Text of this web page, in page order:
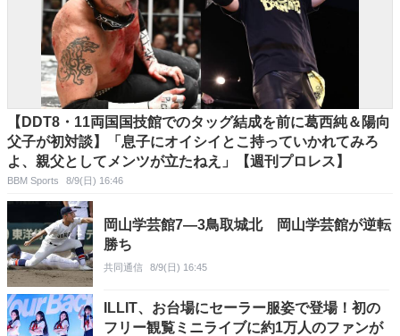
【DDT8・11両国国技館でのタッグ結成を前に葛西純＆陽向
父子が初対談】「息子にオイシイとこ持っていかれてみろ
よ、親父としてメンツが立たねえ」【週刊プロレス】
BBM Sports 8/9(日) 16:46
岡山学芸館7―3鳥取城北 岡山学芸館が逆転
勝ち
共同通信 8/9(日) 16:45
ILLIT、お台場にセーラー服姿で登場！初の
フリー観覧ミニライブに約1万人のファンが